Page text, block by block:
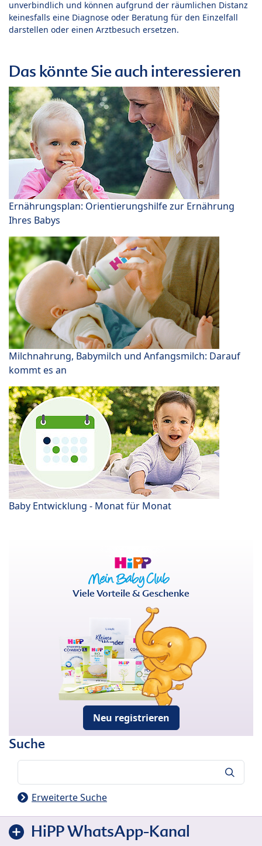
unverbindlich und können aufgrund der räumlichen Distanz
keinesfalls eine Diagnose oder Beratung für den Einzelfall
darstellen oder einen Arztbesuch ersetzen.
Das könnte Sie auch interessieren
Ernährungsplan: Orientierungshilfe zur Ernährung
Ihres Babys
Milchnahrung, Babymilch und Anfangsmilch: Darauf
kommt es an
Baby Entwicklung - Monat für Monat
Viele Vorteile & Geschenke
Neu registrieren
Suche
Erweiterte Suche
HiPP WhatsApp-Kanal